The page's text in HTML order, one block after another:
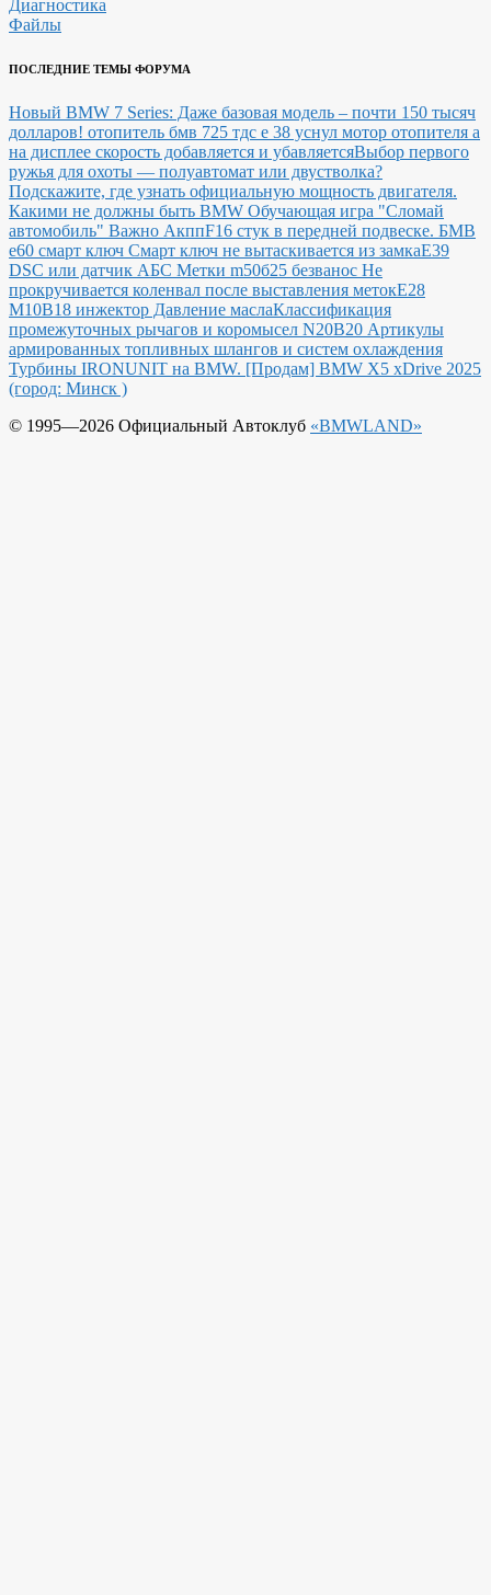
Диагностика
Файлы
ПОСЛЕДНИЕ ТЕМЫ ФОРУМА
Новый BMW 7 Series: Даже базовая модель – почти 150 тысяч
долларов! отопитель бмв 725 тдс е 38 уснул мотор отопителя а
на дисплее скорость добавляется и убавляетсяВыбор первого
ружья для охоты — полуавтомат или двустволка?
Подскажите, где узнать официальную мощность двигателя.
Какими не должны быть BMW Обучающая игра "Сломай
автомобиль" Важно АкппF16 стук в передней подвеске. БМВ
е60 смарт ключ Смарт ключ не вытаскивается из замкаE39
DSC или датчик АБС Метки m50б25 безванос Не
прокручивается коленвал после выставления метокЕ28
М10В18 инжектор Давление маслаКлассификация
промежуточных рычагов и коромысел N20B20 Артикулы
армированных топливных шлангов и систем охлаждения
Турбины IRONUNIT на BMW. [Продам] BMW X5 xDrive 2025
(город: Минск )
© 1995—2026 Официальный Автоклуб «BMWLAND»